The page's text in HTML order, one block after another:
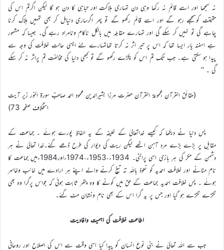
نہ سمجھا اور اسے قائم نہ رکھا وہی دن تمہاری ہلاکت اور تباہی کا دن ہو گا لیکن اگرتم اس کی
حقیقت کوسمجھے رہو گے اور اسے قائم رکھو گے تو پھر اگرساری دنیامل کر بھی تمہیں ہلاک کرنا
چاہے گی تو نہیں کر سکے گی اور تمہارے مقابلہ میں بالکل ناکام ونامراد رہے گی۔ جیسا کہ مشہور
ہے اسفند یار ایسا تھا کہ اس پر تیر اثر نہ کرتا تھاتمہارے لئے ایسی حالت خلافت کی وجہ سے
پیدا ہو سکتی ہے۔ جب تک تم اس کو پکڑے رکھو گے تو کبھی دنیا کی مخالفت تم پراثر نہ کر سکے
گی ۔ ‘‘
(حقائق القرآن مجموعۃ القرآن حضرت مرزا بشیرالدین محمود احمد صاحبؒ سورۃ النور زیر آیت
استخلاف صفحہ 73)
پس دنیا نے دیکھا کہ کیسے خداتعالیٰ کے خلیفہ کے یہ الفاظ پورے ہوئے ۔ جماعت کے
مقابل پر بڑے بڑے مرد آہن اٹھے لیکن ریت کی دیوار کی طرح ڈھے گئے۔خدا تعالیٰ نے ہر
دشمن کے مکر کی ہر بازی اسی پرالٹی۔ 1934ء،1953ء،1974ءاور1984ءمیں جماعت کا
نام مٹانے اور خلافت احمدیہ کو نعوذ باللہ تہ تیغ کرنے والے اپنے ہر ارادے میں خائب وخاسر
ہوئے ۔ پس خلافت احمدیہ جماعت کے حق میں کونے کا وہ پتھر ثابت ہوئی کہ جواس پرگرا وہ بھی
ٹکڑے ٹکڑے ہو گیا اور جس پر یہ گرا اس کے بھی نام ونشان مٹ گئے۔
اطاعت خلافت کی اہمیت وافادیت
جب سے اللہ تعالیٰ نے بنی نوع انسان کو پیدا کیا اسی وقت سے اس کی اصلاح اور روحانی